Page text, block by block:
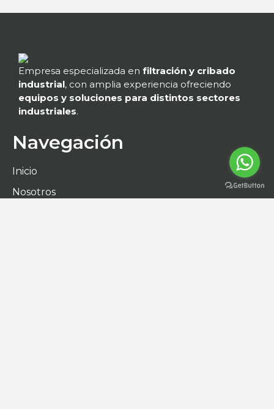
Empresa especializada en filtración y cribado
industrial, con amplia experiencia ofreciendo
equipos y soluciones para distintos sectores
industriales.
Navegación
Inicio
Nosotros